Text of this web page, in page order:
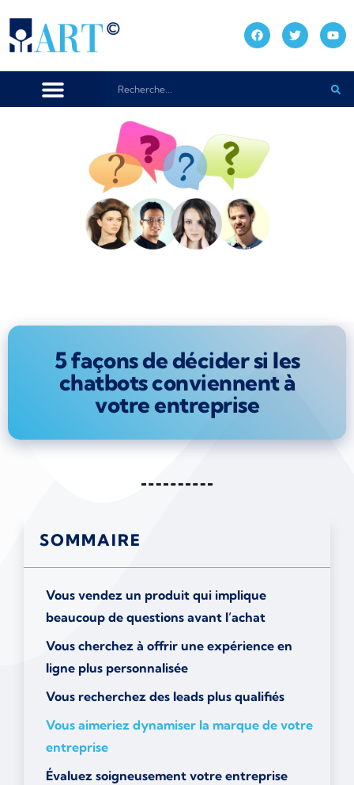
5 façons de décider si les
chatbots conviennent à
votre entreprise
SOMMAIRE
Vous vendez un produit qui implique
beaucoup de questions avant l’achat
Vous cherchez à offrir une expérience en
ligne plus personnalisée
Vous recherchez des leads plus qualifiés
Vous aimeriez dynamiser la marque de votre
entreprise
Évaluez soigneusement votre entreprise